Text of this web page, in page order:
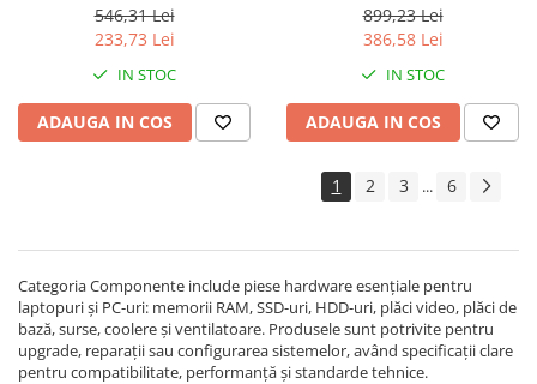
High‑Airflow
546,31 Lei
233,73 Lei
IN STOC
ADAUGA IN COS
2.5GbE
899,23 Lei
386,58 Lei
IN STOC
ADAUGA IN COS
1 2 3 ... 6
Categoria Componente include piese hardware esențiale pentru
laptopuri și PC-uri: memorii RAM, SSD-uri, HDD-uri, plăci video, plăci de
bază, surse, coolere și ventilatoare. Produsele sunt potrivite pentru
upgrade, reparații sau configurarea sistemelor, având specificații clare
pentru compatibilitate, performanță și standarde tehnice.